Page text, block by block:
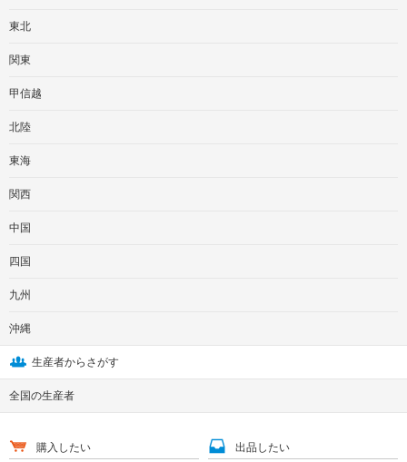
東北
関東
甲信越
北陸
東海
関西
中国
四国
九州
沖縄
生産者からさがす
全国の生産者
購入したい 出品したい